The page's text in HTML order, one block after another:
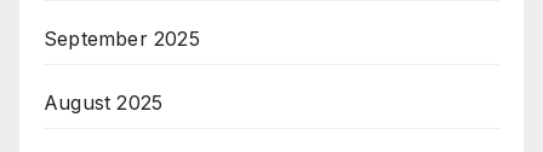
September 2025
August 2025